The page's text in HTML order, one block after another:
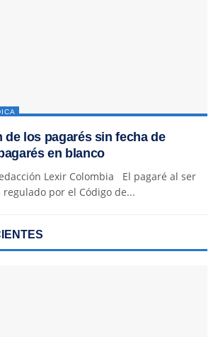
de los pagarés sin fecha de
en blanco
Lexir Colombia El pagaré al ser
por el Código de...